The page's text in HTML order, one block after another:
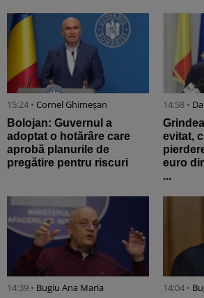
15:24 • Cornel Ghimeșan
Bolojan: Guvernul a
adoptat o hotărâre care
aprobă planurile de
pregătire pentru riscuri
14:58 •
evitat,
euro
...
14:39 • Bugiu ⁠Ana Maria 14:04 •